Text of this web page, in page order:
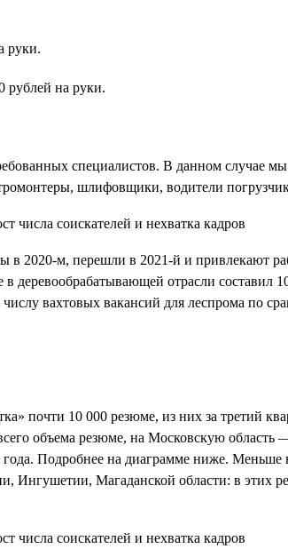
руки.
рублей на руки.
специалистов. В данном случае
шлифовщики, водители
в 2020-м, перешли в 2021-й и привлекают
деревообрабатывающей отрасли
вахтовых вакансий для леспрома по
почти 10 000 резюме, из них за третий
объема резюме, на Московскую область
Подробнее на диаграмме ниже. Меньше
Магаданской области: в этих